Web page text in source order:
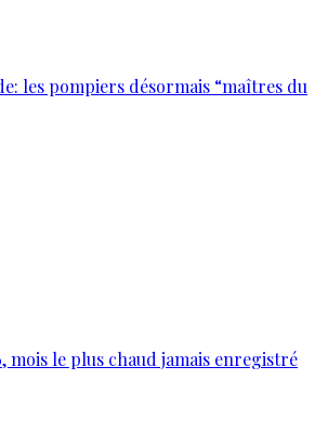
les pompiers désormais “maîtres du
mois le plus chaud jamais enregistré